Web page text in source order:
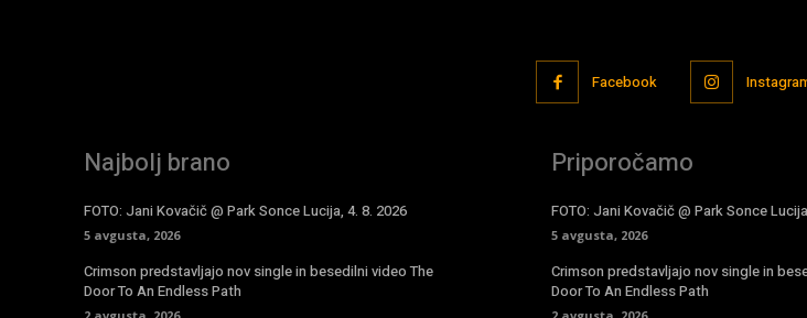
Facebook
Najbolj brano
FOTO: Jani Kovačič @ Park Sonce Lucija, 4. 8. 2026
5 avgusta, 2026
Crimson predstavljajo nov single in besedilni video The
Door To An Endless Path
Priporočamo
FOTO: Jani Kovačič @ Park Sonce
5 avgusta, 2026
Crimson predstavljajo nov single in
Door To An Endless Path